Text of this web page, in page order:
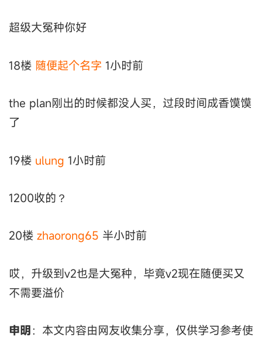
超级大冤种你好
18楼 随便起个名字 1小时前
the plan刚出的时候都没人买，过段时间成香馍馍
了
19楼 ulung 1小时前
1200收的？
20楼 zhaorong65 半小时前
哎，升级到v2也是大冤种，毕竟v2现在随便买又
不需要溢价
申明：本文内容由网友收集分享，仅供学习参考使